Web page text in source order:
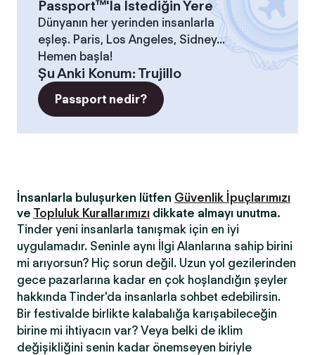
Passport™'la İstediğin Yere
Dünyanın her yerinden insanlarla
eşleş. Paris, Los Angeles, Sidney...
Hemen başla!
Şu Anki Konum: Trujillo
Passport nedir?
İnsanlarla buluşurken lütfen Güvenlik İpuçlarımızı
ve Topluluk Kurallarımızı dikkate almayı unutma.
Tinder yeni insanlarla tanışmak için en iyi
uygulamadır. Seninle aynı İlgi Alanlarına sahip birini
mi arıyorsun? Hiç sorun değil. Uzun yol gezilerinden
gece pazarlarına kadar en çok hoşlandığın şeyler
hakkında Tinder'da insanlarla sohbet edebilirsin.
Bir festivalde birlikte kalabalığa karışabileceğin
birine mi ihtiyacın var? Veya belki de iklim
değişikliğini senin kadar önemseyen biriyle